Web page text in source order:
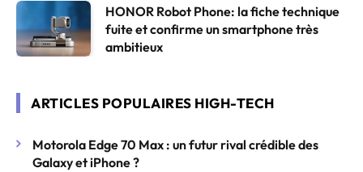
HONOR Robot Phone: la fiche technique
fuite et confirme un smartphone très
ambitieux
ARTICLES POPULAIRES HIGH-TECH
Motorola Edge 70 Max : un futur rival crédible des
Galaxy et iPhone ?